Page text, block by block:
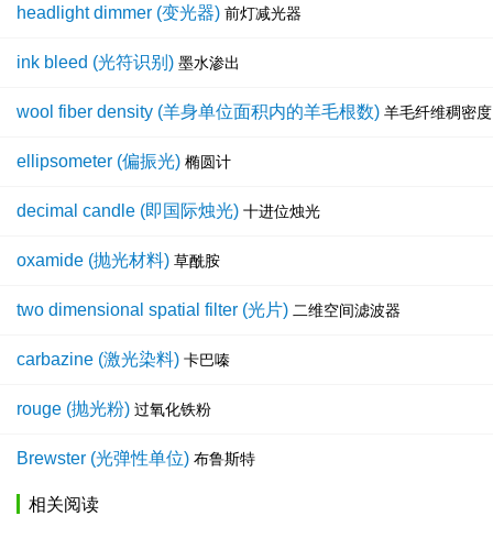
headlight dimmer (变光器) 前灯减光器
ink bleed (光符识别) 墨水渗出
wool fiber density (羊身单位面积内的羊毛根数) 羊毛纤维稠密度
ellipsometer (偏振光) 椭圆计
decimal candle (即国际烛光) 十进位烛光
oxamide (抛光材料) 草酰胺
two dimensional spatial filter (光片) 二维空间滤波器
carbazine (激光染料) 卡巴嗪
rouge (抛光粉) 过氧化铁粉
Brewster (光弹性单位) 布鲁斯特
相关阅读